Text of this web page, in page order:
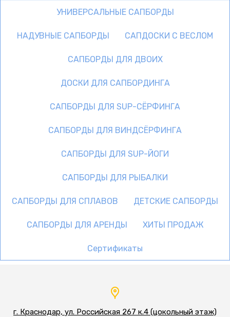
УНИВЕРСАЛЬНЫЕ САПБОРДЫ
НАДУВНЫЕ САПБОРДЫ САПДОСКИ С ВЕСЛОМ
САПБОРДЫ ДЛЯ ДВОИХ
ДОСКИ ДЛЯ САПБОРДИНГА
САПБОРДЫ ДЛЯ SUP-СЁРФИНГА
САПБОРДЫ ДЛЯ ВИНДСЁРФИНГА
САПБОРДЫ ДЛЯ SUP-ЙОГИ
САПБОРДЫ ДЛЯ РЫБАЛКИ
САПБОРДЫ ДЛЯ СПЛАВОВ ДЕТСКИЕ САПБОРДЫ
САПБОРДЫ ДЛЯ АРЕНДЫ ХИТЫ ПРОДАЖ
Сертификаты
г. Краснодар, ул. Российская 267 к.4 (цокольный этаж)